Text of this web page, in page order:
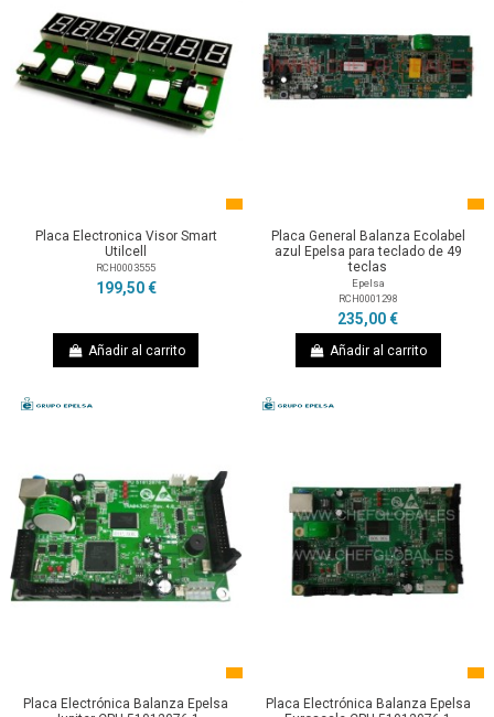
Placa Electronica Visor Smart
Utilcell
RCH0003555
199,50 €
Añadir al carrito
Placa General Balanza Ecolabel
azul Epelsa para teclado de 49
teclas
Epelsa
RCH0001298
235,00 €
Añadir al carrito
Placa Electrónica Balanza Epelsa
Placa Electrónica Balanza Epelsa